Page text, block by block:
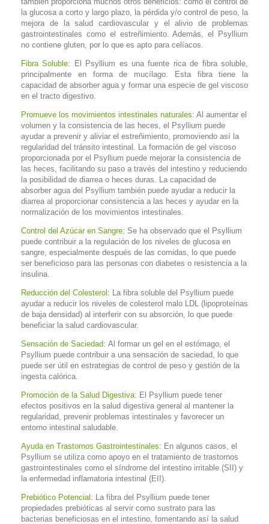
la glucosa a corto y largo plazo, la pérdida y/o control de peso, la
mejora de la salud cardiovascular y el alivio de problemas
gastrointestinales como el estreñimiento. Además, el Psyllium
no contiene gluten, por lo que es apto para celíacos.
Fibra Soluble: El Psyllium es una fuente rica de fibra soluble,
principalmente en forma de mucílago. Esta fibra tiene la
capacidad de absorber agua y formar una especie de gel viscoso
en el tracto digestivo.
Promueve los movimientos intestinales naturales: Al aumentar el
volumen y la consistencia de las heces, el Psyllium puede
ayudar a prevenir y aliviar el estreñimiento, promoviendo así la
regularidad del tránsito intestinal. La formación de gel viscoso
proporcionada por el Psyllium puede mejorar la consistencia de
las heces, facilitando su paso a través del intestino y reduciendo
la posibilidad de diarrea o heces duras. La capacidad de
absorber agua del Psyllium también puede ayudar a reducir la
diarrea al proporcionar consistencia a las heces y ayudar en la
normalización de los movimientos intestinales.
Control del Azúcar en Sangre: Se ha observado que el Psyllium
puede contribuir a la regulación de los niveles de glucosa en
sangre, especialmente después de las comidas, lo que puede
ser beneficioso para las personas con diabetes o resistencia a la
insulina.
Reducción del Colesterol : La fibra soluble del Psyllium puede
ayudar a reducir los niveles de colesterol malo LDL (lipoproteínas
de baja densidad) al interferir con su absorción, lo que puede
beneficiar la salud cardiovascular.
Sensación de Saciedad: Al formar un gel en el estómago, el
Psyllium puede contribuir a una sensación de saciedad, lo que
puede ser útil en estrategias de control de peso y gestión de la
ingesta calórica.
Promoción de la Salud Digestiva: El Psyllium puede tener
efectos positivos en la salud digestiva general al mantener la
regularidad, prevenir problemas intestinales y favorecer un
entorno intestinal saludable.
Ayuda en Trastornos Gastrointestinales: En algunos casos, el
Psyllium se utiliza como apoyo en el tratamiento de trastornos
gastrointestinales como el síndrome del intestino irritable (SII) y
la enfermedad inflamatoria intestinal (EII).
Prebiótico Potencial : La fibra del Psyllium puede tener
propiedades prebióticas al servir como sustrato para las
bacterias beneficiosas en el intestino, fomentando así la salud